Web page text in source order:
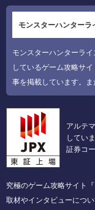
モンスターハンターラ
モンスターハンターラ
しているゲーム攻略サ
事を掲載しています。ま
アルテ
していま
証券コ
究極のゲーム攻略サイト『
取材やインタビューにつ